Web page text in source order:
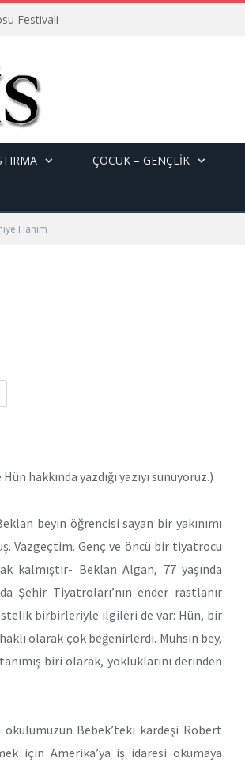
Festivali
ÇOCUK – GENÇLIK
Hanım
hakkında yazdığı yazıyı sunuyoruz.)
beyin öğrencisi sayan bir yakınımı
Vazgeçtim. Genç ve öncü bir tiyatrocu
kalmıştır- Beklan Algan, 77 yaşında
Şehir Tiyatroları’nın ender rastlanır
birbirleriyle ilgileri de var: Hün, bir
olarak çok beğenirlerdi. Muhsin bey,
biri olarak, yokluklarını derinden
Bebek’teki kardeşi Robert
için Amerika’ya iş idaresi okumaya